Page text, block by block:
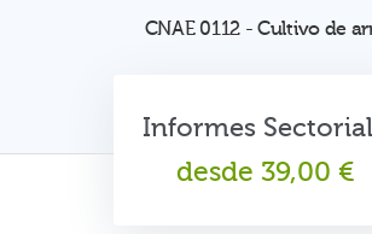
CNAE 0112 - Cultivo de
Informes
desde 39,00 €